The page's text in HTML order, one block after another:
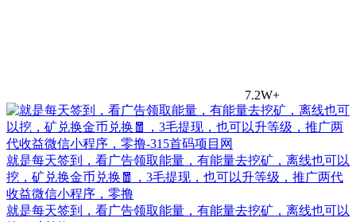
7.2W+
就是每天签到，看广告领取能量，有能量去挖矿，离线也可以
挖，矿兑换金币兑换🧧，3毛提现，也可以升等级，推广两代
收益微信小程序，零撸
就是每天签到，看广告领取能量，有能量去挖矿，离线也可以